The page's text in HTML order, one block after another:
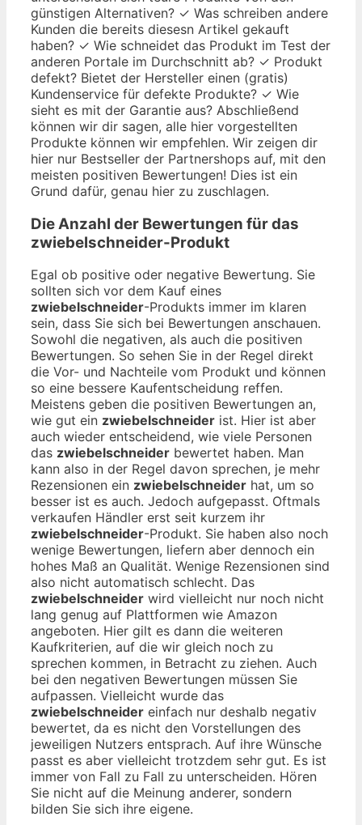
günstigen Alternativen? ✓ Was schreiben andere
Kunden die bereits diesesn Artikel gekauft
haben? ✓ Wie schneidet das Produkt im Test der
anderen Portale im Durchschnitt ab? ✓ Produkt
defekt? Bietet der Hersteller einen (gratis)
Kundenservice für defekte Produkte? ✓ Wie
sieht es mit der Garantie aus? Abschließend
können wir dir sagen, alle hier vorgestellten
Produkte können wir empfehlen. Wir zeigen dir
hier nur Bestseller der Partnershops auf, mit den
meisten positiven Bewertungen! Dies ist ein
Grund dafür, genau hier zu zuschlagen.
Die Anzahl der Bewertungen für das
zwiebelschneider-Produkt
Egal ob positive oder negative Bewertung. Sie
sollten sich vor dem Kauf eines
zwiebelschneider-Produkts immer im klaren
sein, dass Sie sich bei Bewertungen anschauen.
Sowohl die negativen, als auch die positiven
Bewertungen. So sehen Sie in der Regel direkt
die Vor- und Nachteile vom Produkt und können
so eine bessere Kaufentscheidung reffen.
Meistens geben die positiven Bewertungen an,
wie gut ein zwiebelschneider ist. Hier ist aber
auch wieder entscheidend, wie viele Personen
das zwiebelschneider bewertet haben. Man
kann also in der Regel davon sprechen, je mehr
Rezensionen ein zwiebelschneider hat, um so
besser ist es auch. Jedoch aufgepasst. Oftmals
verkaufen Händler erst seit kurzem ihr
zwiebelschneider-Produkt. Sie haben also noch
wenige Bewertungen, liefern aber dennoch ein
hohes Maß an Qualität. Wenige Rezensionen sind
also nicht automatisch schlecht. Das
zwiebelschneider wird vielleicht nur noch nicht
lang genug auf Plattformen wie Amazon
angeboten. Hier gilt es dann die weiteren
Kaufkriterien, auf die wir gleich noch zu
sprechen kommen, in Betracht zu ziehen. Auch
bei den negativen Bewertungen müssen Sie
aufpassen. Vielleicht wurde das
zwiebelschneider einfach nur deshalb negativ
bewertet, da es nicht den Vorstellungen des
jeweiligen Nutzers entsprach. Auf ihre Wünsche
passt es aber vielleicht trotzdem sehr gut. Es ist
immer von Fall zu Fall zu unterscheiden. Hören
Sie nicht auf die Meinung anderer, sondern
bilden Sie sich ihre eigene.